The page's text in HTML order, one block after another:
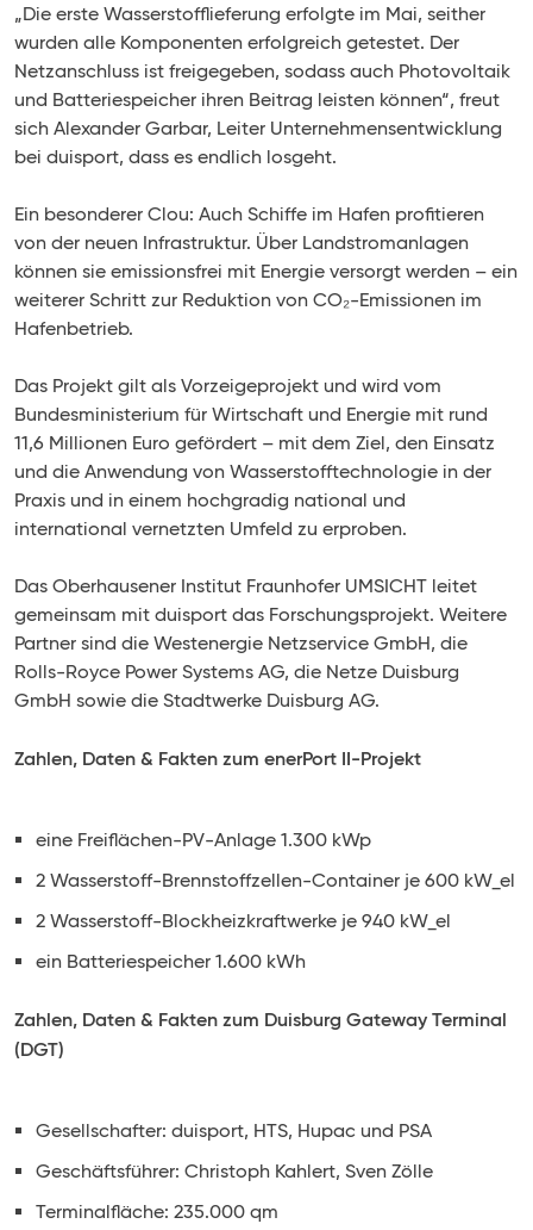
„Die erste Wasserstofflieferung erfolgte im Mai, seither
wurden alle Komponenten erfolgreich getestet. Der
Netzanschluss ist freigegeben, sodass auch Photovoltaik
und Batteriespeicher ihren Beitrag leisten können“, freut
sich Alexander Garbar, Leiter Unternehmensentwicklung
bei duisport, dass es endlich losgeht.
Ein besonderer Clou: Auch Schiffe im Hafen profitieren
von der neuen Infrastruktur. Über Landstromanlagen
können sie emissionsfrei mit Energie versorgt werden – ein
weiterer Schritt zur Reduktion von CO₂-Emissionen im
Hafenbetrieb.
Das Projekt gilt als Vorzeigeprojekt und wird vom
Bundesministerium für Wirtschaft und Energie mit rund
11,6 Millionen Euro gefördert – mit dem Ziel, den Einsatz
und die Anwendung von Wasserstofftechnologie in der
Praxis und in einem hochgradig national und
international vernetzten Umfeld zu erproben.
Das Oberhausener Institut Fraunhofer UMSICHT leitet
gemeinsam mit duisport das Forschungsprojekt. Weitere
Partner sind die Westenergie Netzservice GmbH, die
Rolls-Royce Power Systems AG, die Netze Duisburg
GmbH sowie die Stadtwerke Duisburg AG.
Zahlen, Daten & Fakten zum enerPort II-Projekt
eine Freiflächen-PV-Anlage 1.300 kWp
2 Wasserstoff-Brennstoffzellen-Container je 600 kW_el
2 Wasserstoff-Blockheizkraftwerke je 940 kW_el
ein Batteriespeicher 1.600 kWh
Zahlen, Daten & Fakten zum Duisburg Gateway Terminal
(DGT)
Gesellschafter: duisport, HTS, Hupac und PSA
Geschäftsführer: Christoph Kahlert, Sven Zölle
Terminalfläche: 235.000 qm